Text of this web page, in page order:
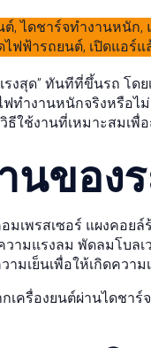
งสุด” ทันทีที่ขึ้นรถ โด
ทำงานหนักจริงหรือไ
ธีใช้งานที่เหมาะสมเ
นของ
เพรสเซอร์ แผงคอย
ามแรงลม พัดลมโบล
มเย็นเพื่อให้เกิดความ
ครื่องยนต์ผ่านไดชาร์